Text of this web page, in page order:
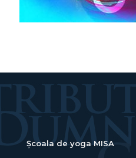
Școala de yoga MISA